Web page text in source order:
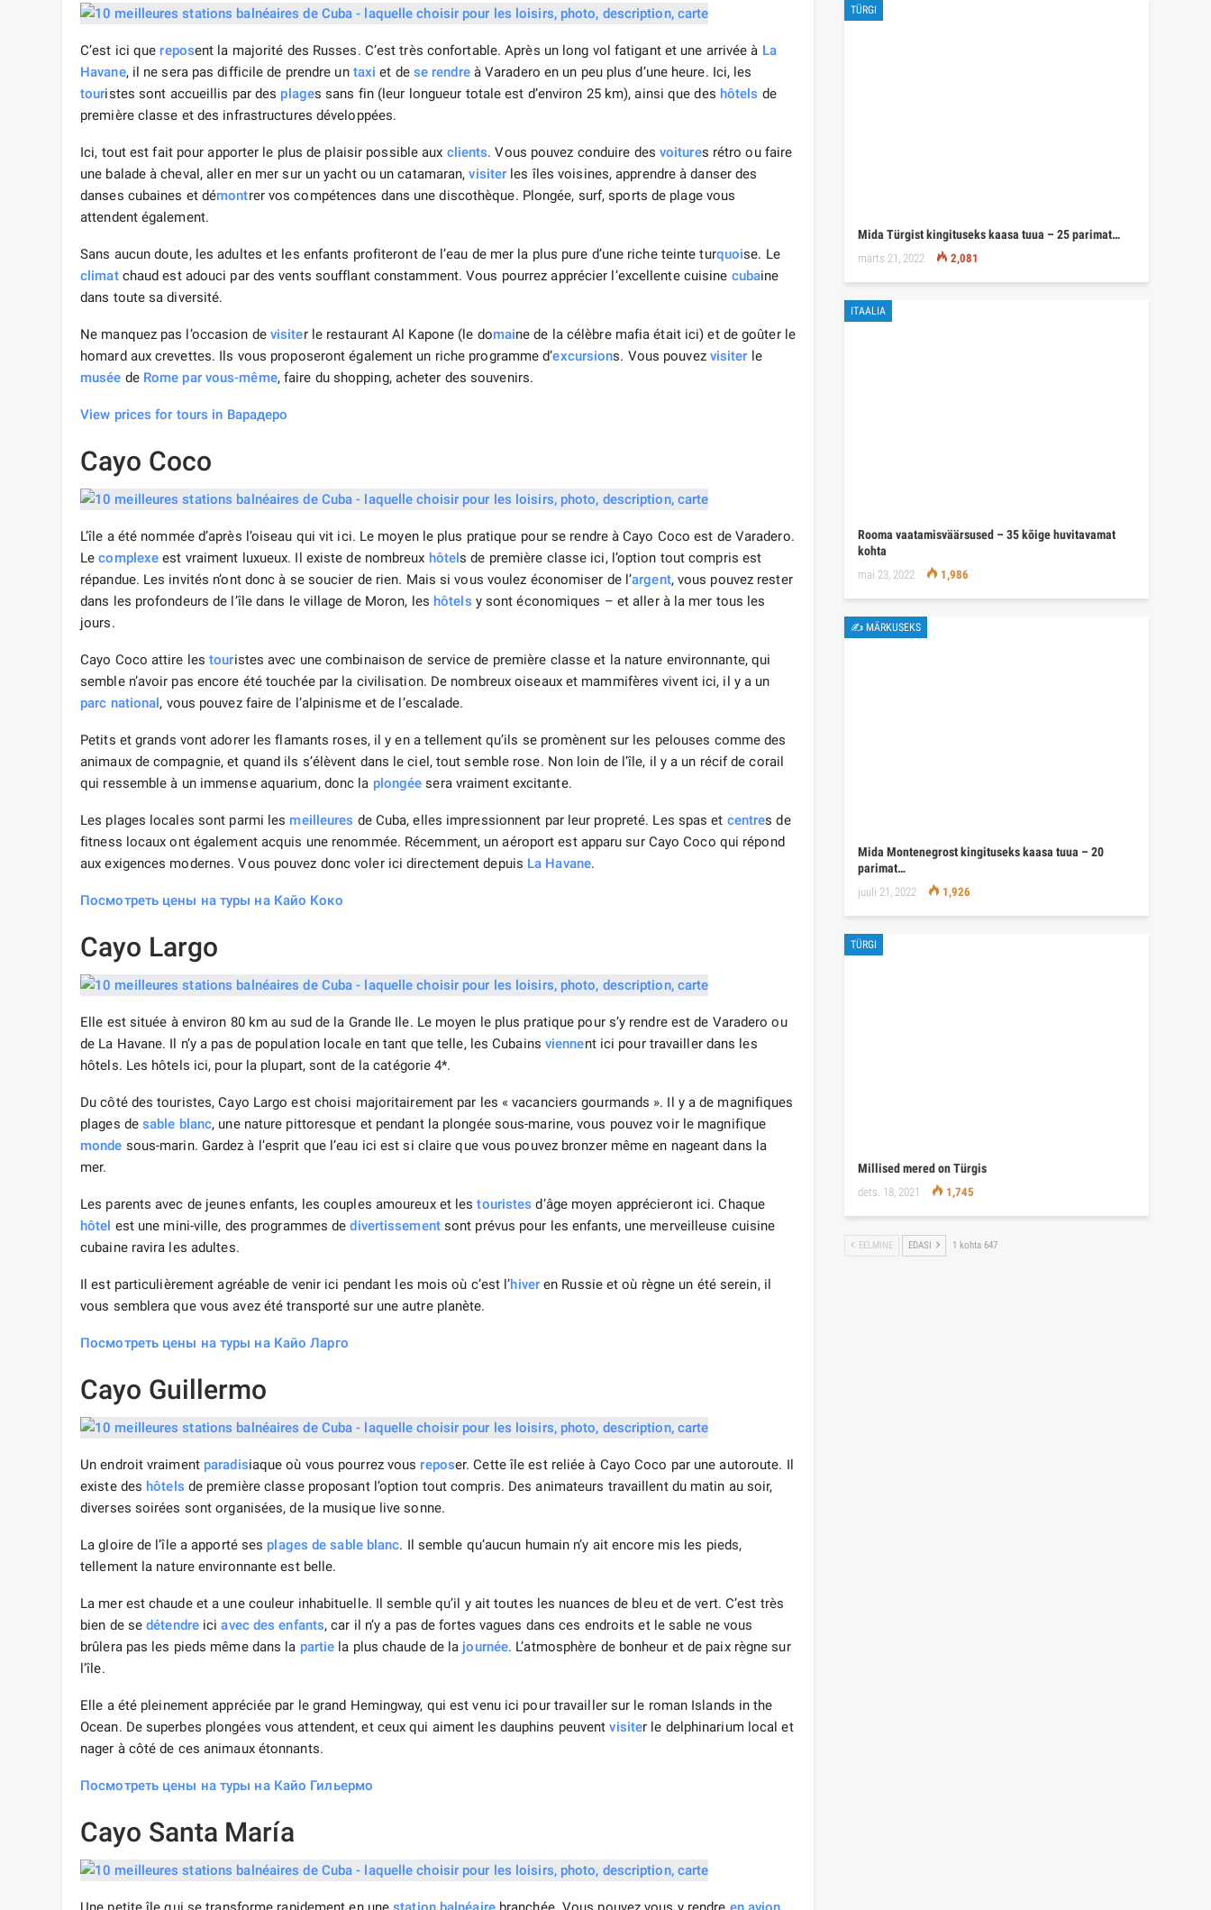
C’est ici que reposent la majorité des Russes. C’est très confortable. Après un long vol fatigant et une arrivée à La
Havane, il ne sera pas difficile de prendre un taxi et de se rendreà Varadero en un peu plus d’une heure. Ici, les
touristes sont accueillis par des plages sans fin (leur longueur totale est d’environ 25 km), ainsi que des hôtels de
première classe et des infrastructures développées.
Ici, tout est fait pour apporter le plus de plaisir possible aux clients. Vous pouvez conduire des voitures rétro ou faire
une balade à cheval, aller en mer sur un yacht ou un catamaran,visiter les îles voisines, apprendre à danser des
danses cubaines et démontrer vos compétences dans une discothèque. Plongée, surf, sports de plage vous
attendent également.
Sans aucun doute, les adultes et les enfants profiteront de l’eau de mer la plus pure d’une riche teinte turquoise. Le
climatchaud est adouci par des vents soufflant constamment. Vous pourrez apprécier l’excellente cuisine cubaine
dans toute sa diversité.
Ne manquez pas l’occasion de visiter le restaurant Al Kapone (le domaine de la célèbre mafia était ici) et de goûter le
homard aux crevettes. Ils vous proposeront également un riche programme d’excursions. Vous pouvez visiter le
musée de Rome par vous-même, faire du shopping, acheter des souvenirs.
View prices for tours in Варадеро
Cayo Coco
L’île a été nommée d’après l’oiseau qui vit ici. Le moyen le plus pratique pour se rendre à Cayo Coco est de Varadero.
Lecomplexe est vraiment luxueux. Il existe de nombreux hôtels de première classe ici, l’option tout compris est
répandue. Les invités n’ont donc à se soucier de rien. Mais si vous voulez économiser de l’argent, vous pouvez rester
dans les profondeurs de l’île dans le village de Moron, les hôtels y sont économiques – et aller à la mer tous les
jours.
Cayo Coco attire lestouristes avec une combinaison de service de première classe et la nature environnante, qui
semble n’avoir pas encore été touchée par la civilisation. De nombreux oiseaux et mammifères vivent ici, il y a un
parc national, vous pouvez faire de l’alpinisme et de l’escalade.
Petits et grands vont adorer les flamants roses, il y en a tellement qu’ils se promènent sur les pelouses comme des
animaux de compagnie, et quand ils s’élèvent dans le ciel, tout semble rose. Non loin de l’île, il y a un récif de corail
qui ressemble à un immense aquarium, donc la plongée sera vraiment excitante.
Les plages locales sont parmi les meilleures de Cuba, elles impressionnent par leur propreté. Les spas et centres de
fitness locaux ont également acquis une renommée. Récemment, un aéroport est apparu sur Cayo Coco qui répond
aux exigences modernes. Vous pouvez donc voler ici directement depuis La Havane.
Посмотреть цены на туры на Кайо Коко
Cayo Largo
Elle est située à environ 80 km au sud de la Grande Ile. Le moyen le plus pratique pour s’y rendre est de Varadero ou
de La Havane. Il n’y a pas de population locale en tant que telle, les Cubains viennent ici pour travailler dans les
hôtels. Les hôtels ici, pour la plupart, sont de la catégorie 4*.
Du côté des touristes, Cayo Largo est choisi majoritairement par les « vacanciers gourmands ». Il y a de magnifiques
plages de sable blanc, une nature pittoresque et pendant la plongée sous-marine, vous pouvez voir le magnifique
monde sous-marin. Gardez à l’esprit que l’eau ici est si claire que vous pouvez bronzer même en nageant dans la
mer.
Les parents avec de jeunes enfants, les couples amoureux et lestouristes d’âge moyen apprécieront ici. Chaque
hôtel est une mini-ville, des programmes dedivertissementsont prévus pour les enfants, une merveilleuse cuisine
cubaine ravira les adultes.
Il est particulièrement agréable de venir ici pendant les mois où c’est l’hiveren Russie et où règne un été serein, il
vous semblera que vous avez été transporté sur une autre planète.
Посмотреть цены на туры на Кайо Ларго
Cayo Guillermo
Un endroit vraiment paradisiaque où vous pourrez vous reposer. Cette île est reliée à Cayo Coco par une autoroute. Il
existe des hôtels de première classe proposant l’option tout compris. Des animateurs travaillent du matin au soir,
diverses soirées sont organisées, de la musique live sonne.
La gloire de l’île a apporté ses plages de sable blanc. Il semble qu’aucun humain n’y ait encore mis les pieds,
tellement la nature environnante est belle.
La mer est chaude et a une couleur inhabituelle. Il semble qu’il y ait toutes les nuances de bleu et de vert. C’est très
bien de sedétendreiciavec des enfants, car il n’y a pas de fortes vagues dans ces endroits et le sable ne vous
brûlera pas les pieds même dans la partie la plus chaude de la journée. L’atmosphère de bonheur et de paix règne sur
l’île.
Elle a été pleinement appréciée par le grand Hemingway, qui est venu ici pour travailler sur le roman Islands in the
Ocean. De superbes plongées vous attendent, et ceux qui aiment les dauphins peuventvisiter le delphinarium local et
nager à côté de ces animaux étonnants.
Посмотреть цены на туры на Кайо Гильермо
Cayo Santa María
TÜRGI
Mida Türgist kingituseks kaasa tuua – 25 parimat…
märts 21, 2022 2,081
ITAALIA
Rooma vaatamisväärsused – 35 kõige huvitavamat
kohta
mai 23, 2022 1,986
✍ MÄRKUSEKS
Mida Montenegrost kingituseks kaasa tuua – 20
parimat…
juuli 21, 2022 1,926
TÜRGI
Millised mered on Türgis
dets. 18, 2021 1,745
EELMINE EDASI 1 kohta 647